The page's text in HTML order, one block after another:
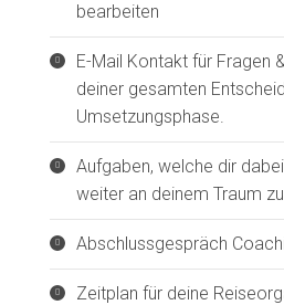
bearbeiten
E-Mail Kontakt für Fragen
deiner gesamten
Umsetzungsphase.
Aufgaben, welche dir
weiter an deinem Traum
Abschlussgespräch
Zeitplan für deine